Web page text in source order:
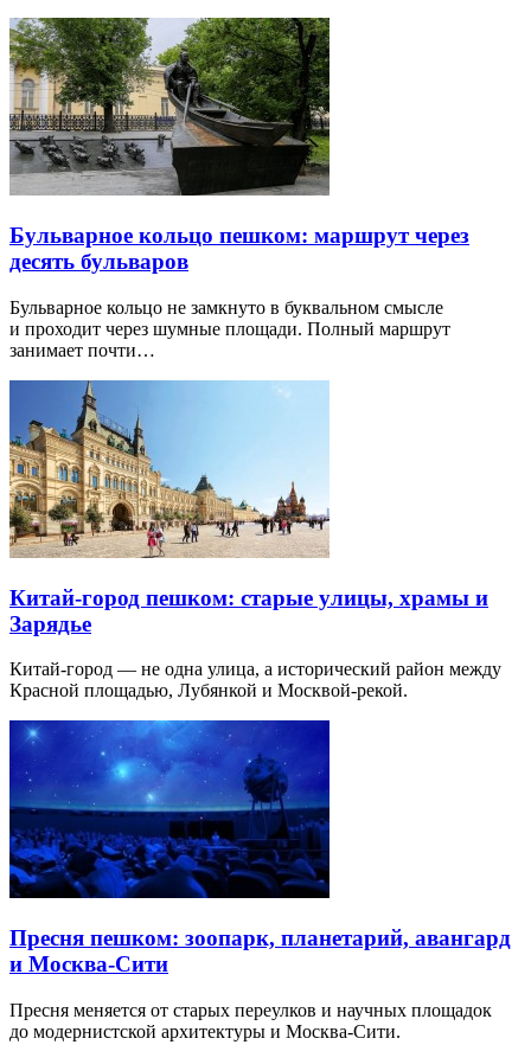
Бульварное кольцо пешком: маршрут через
десять бульваров
Бульварное кольцо не замкнуто в буквальном смысле
и проходит через шумные площади. Полный маршрут
занимает почти…
Китай-город пешком: старые улицы, храмы и
Зарядье
Китай-город — не одна улица, а исторический район между
Красной площадью, Лубянкой и Москвой-рекой.
Пресня пешком: зоопарк, планетарий, авангард
и Москва-Сити
Пресня меняется от старых переулков и научных площадок
до модернистской архитектуры и Москва-Сити.